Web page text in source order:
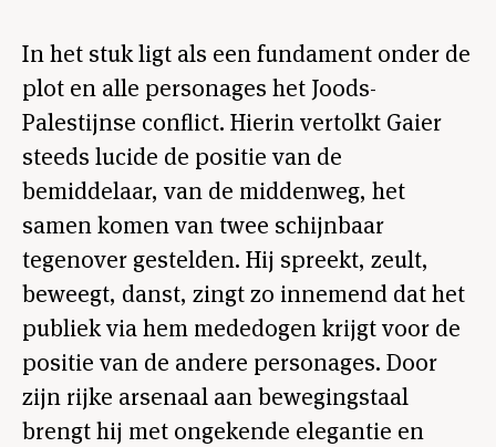
In het stuk ligt als een fundament onder de
plot en alle personages het Joods-
Palestijnse conflict. Hierin vertolkt Gaier
steeds lucide de positie van de
bemiddelaar, van de middenweg, het
samen komen van twee schijnbaar
tegenover gestelden. Hij spreekt, zeult,
beweegt, danst, zingt zo innemend dat het
publiek via hem mededogen krijgt voor de
positie van de andere personages. Door
zijn rijke arsenaal aan bewegingstaal
brengt hij met ongekende elegantie en